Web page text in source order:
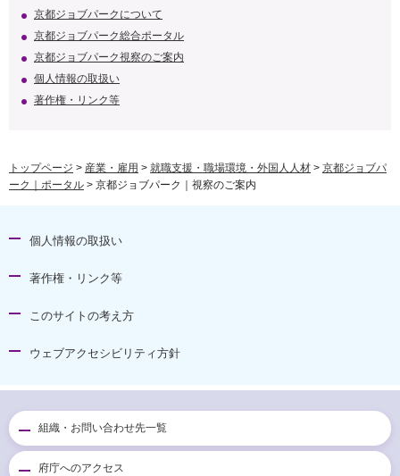
京都ジョブパークについて
京都ジョブパーク総合ポータル
京都ジョブパーク視察のご案内
個人情報の取扱い
著作権・リンク等
トップページ > 産業・雇用 > 就職支援・職場環境・外国人人材 > 京都ジョブパ
ーク｜ポータル > 京都ジョブパーク｜視察のご案内
個人情報の取扱い
著作権・リンク等
このサイトの考え方
ウェブアクセシビリティ方針
組織・お問い合わせ先一覧
府庁へのアクセス